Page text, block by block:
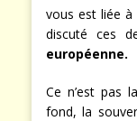
vous est liée
discuté ces
européenne.
Ce n’est pas
fond, la